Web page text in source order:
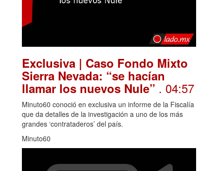
Exclusiva | Caso Fondo Mixto
Sierra Nevada: “se hacían
llamar los nuevos Nule” . 04:57
Minuto60 conoció en exclusiva un informe de la Fiscalía
que da detalles de la investigación a uno de los más
grandes ‘contrataderos’ del país.
Minuto60